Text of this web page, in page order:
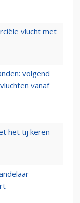
vlucht met
volgend
vanaf
het tij keren